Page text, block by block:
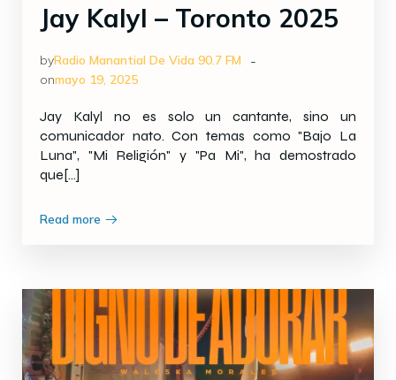
Jay Kalyl – Toronto 2025
byRadio Manantial De Vida 90.7 FM -
onmayo 19, 2025
Jay Kalyl no es solo un cantante, sino un
comunicador nato. Con temas como "Bajo La
Luna", "Mi Religión" y "Pa Mi", ha demostrado
que[…]
Read more